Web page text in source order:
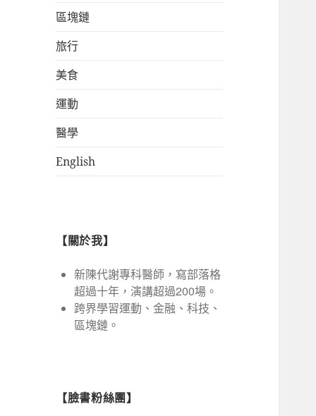
區塊鏈
旅行
美食
運動
醫學
English
【關於我】
新陳代謝專科醫師，寫部落格
超過十年，演講超過200場。
跨界學習運動、金融、科技、
區塊鏈。
【臉書粉絲團】